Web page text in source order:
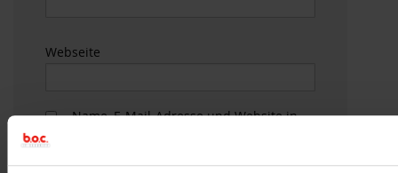
Webseite
Name, E-Mail-Adresse und Website in
diesem Browser für meinen nächsten